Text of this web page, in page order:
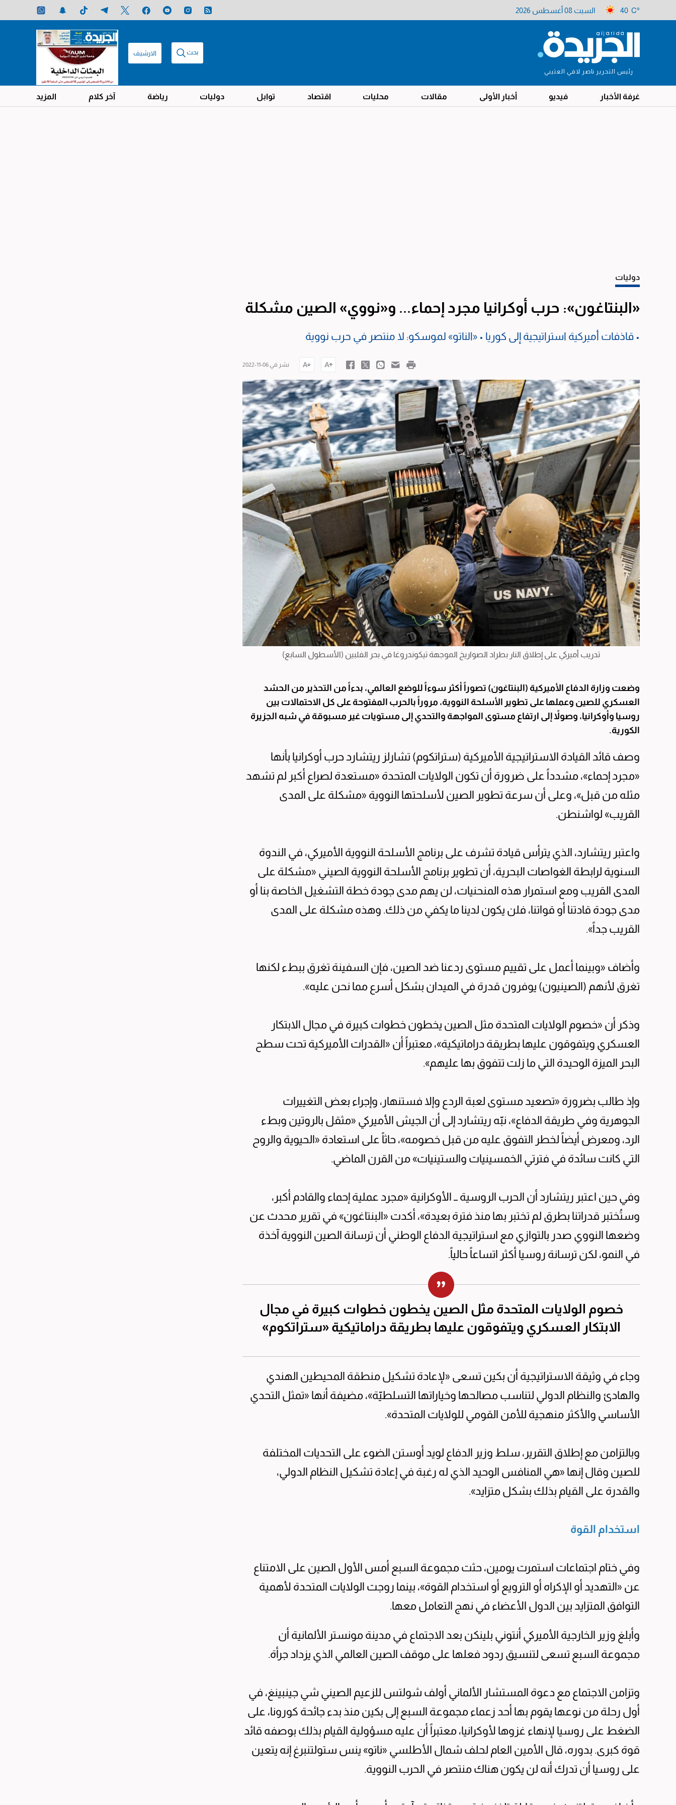
40 C° السبت 08 أغسطس 2026
رئيس التحرير ناصر لافي العتيبي
بحث الارشيف
غرفة الأخبار فيديو أخبار الأولى مقالات محليات اقتصاد توابل دوليات رياضة آخر كلام المزيد
دوليات
«البنتاغون»: حرب أوكرانيا مجرد إحماء... و«نووي» الصين مشكلة
• قاذفات أميركية استراتيجية إلى كوريا • «الناتو» لموسكو: لا منتصر في حرب نووية
نشر في 06-11-2022
تدريب أميركي على إطلاق النار بطراد الصواريخ الموجهة تيكوندروغا في بحر الفلبين (الأسطول السابع)
وضعت وزارة الدفاع الأميركية (البنتاغون) تصوراً أكثر سوءاً للوضع العالمي، بدءاً من التحذير من الحشد
العسكري للصين وعملها على تطوير الأسلحة النووية، مروراً بالحرب المفتوحة على كل الاحتمالات بين
روسيا وأوكرانيا، وصولاً إلى ارتفاع مستوى المواجهة والتحدي إلى مستويات غير مسبوقة في شبه الجزيرة
الكورية.
وصف قائد القيادة الاستراتيجية الأميركية (ستراتكوم) تشارلز ريتشارد حرب أوكرانيا بأنها
«مجرد إحماء»، مشدداً على ضرورة أن تكون الولايات المتحدة «مستعدة لصراع أكبر لم تشهد
مثله من قبل»، وعلى أن سرعة تطوير الصين لأسلحتها النووية «مشكلة على المدى
القريب» لواشنطن.
واعتبر ريتشارد، الذي يترأس قيادة تشرف على برنامج الأسلحة النووية الأميركي، في الندوة
السنوية لرابطة الغواصات البحرية، أن تطوير برنامج الأسلحة النووية الصيني «مشكلة على
المدى القريب ومع استمرار هذه المنحنيات، لن يهم مدى جودة خطة التشغيل الخاصة بنا أو
مدى جودة قادتنا أو قواتنا، فلن يكون لدينا ما يكفي من ذلك. وهذه مشكلة على المدى
القريب جداً».
وأضاف «وبينما أعمل على تقييم مستوى ردعنا ضد الصين، فإن السفينة تغرق ببطء لكنها
تغرق لأنهم (الصينيون) يوفرون قدرة في الميدان بشكل أسرع مما نحن عليه».
وذكر أن «خصوم الولايات المتحدة مثل الصين يخطون خطوات كبيرة في مجال الابتكار
العسكري ويتفوقون عليها بطريقة دراماتيكية»، معتبراً أن «القدرات الأميركية تحت سطح
البحر الميزة الوحيدة التي ما زلت تتفوق بها عليهم».
وإذ طالب بضرورة «تصعيد مستوى لعبة الردع وإلا فستنهار، وإجراء بعض التغييرات
الجوهرية وفي طريقة الدفاع»، نبّه ريتشارد إلى أن الجيش الأميركي «مثقل بالروتين وبطء
الرد، ومعرض أيضاً لخطر التفوق عليه من قبل خصومه»، حاثاً على استعادة «الحيوية والروح
التي كانت سائدة في فترتي الخمسينيات والستينيات» من القرن الماضي.
وفي حين اعتبر ريتشارد أن الحرب الروسية ــ الأوكرانية «مجرد عملية إحماء والقادم أكبر،
وستُختبر قدراتنا بطرق لم تختبر بها منذ فترة بعيدة»، أكدت «البنتاغون» في تقرير محدث عن
وضعها النووي صدر بالتوازي مع استراتيجية الدفاع الوطني أن ترسانة الصين النووية آخذة
في النمو، لكن ترسانة روسيا أكثر اتساعاً حالياً.
خصوم الولايات المتحدة مثل الصين يخطون خطوات كبيرة في مجال
الابتكار العسكري ويتفوقون عليها بطريقة دراماتيكية «ستراتكوم»
وجاء في وثيقة الاستراتيجية أن بكين تسعى «لإعادة تشكيل منطقة المحيطين الهندي
والهادئ والنظام الدولي لتناسب مصالحها وخياراتها التسلطيّة»، مضيفة أنها «تمثل التحدي
الأساسي والأكثر منهجية للأمن القومي للولايات المتحدة».
وبالتزامن مع إطلاق التقرير، سلط وزير الدفاع لويد أوستن الضوء على التحديات المختلفة
للصين وقال إنها «هي المنافس الوحيد الذي له رغبة في إعادة تشكيل النظام الدولي،
والقدرة على القيام بذلك بشكل متزايد».
استخدام القوة
وفي ختام اجتماعات استمرت يومين، حثت مجموعة السبع أمس الأول الصين على الامتناع
عن «التهديد أو الإكراه أو الترويع أو استخدام القوة»، بينما روجت الولايات المتحدة لأهمية
التوافق المتزايد بين الدول الأعضاء في نهج التعامل معها.
وأبلغ وزير الخارجية الأميركي أنتوني بلينكن بعد الاجتماع في مدينة مونستر الألمانية أن
مجموعة السبع تسعى لتنسيق ردود فعلها على موقف الصين العالمي الذي يزداد جرأة.
وتزامن الاجتماع مع دعوة المستشار الألماني أولف شولتس للزعيم الصيني شي جينبينغ، في
أول رحلة من نوعها يقوم بها أحد زعماء مجموعة السبع إلى بكين منذ بدء جائحة كورونا، على
الضغط على روسيا لإنهاء غزوها لأوكرانيا، معتبراً أن عليه مسؤولية القيام بذلك بوصفه قائد
قوة كبرى. بدوره، قال الأمين العام لحلف شمال الأطلسي «ناتو» ينس ستولتنبرغ إنه يتعين
على روسيا أن تدرك أنه لن يكون هناك منتصر في الحرب النووية.